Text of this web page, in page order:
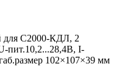
для С2000-КДЛ, 2
пит.10,2...28,4В, I-
102×107×39 мм